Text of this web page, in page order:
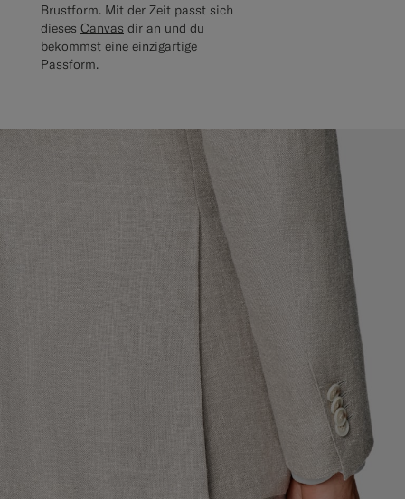
Brustform. Mit der Zeit passt sich
dieses Canvas dir an und du
bekommst eine einzigartige
Passform.